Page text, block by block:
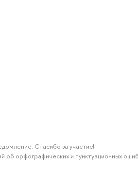
Спасибо за участие!
об орфографических и пунктуационных